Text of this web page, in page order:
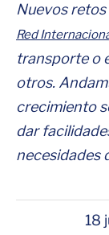
Nuevos
Red
transporte o
otros.
crecimiento
dar
necesidades
18